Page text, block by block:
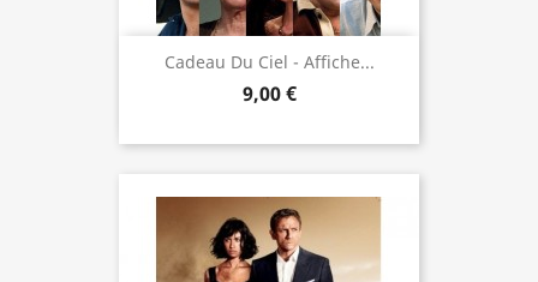
Cadeau Du Ciel - Affiche...
9,00 €